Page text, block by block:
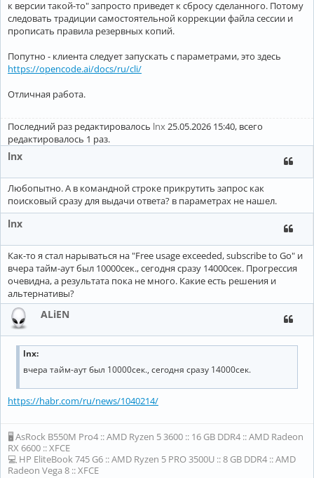
к версии такой-то" запросто приведет к сбросу сделанного. Потому
следовать традиции самостоятельной коррекции файла сессии и
прописать правила резервных копий.
Попутно - клиента следует запускать с параметрами, это здесь
https://opencode.ai/docs/ru/cli/
Отличная работа.
Последний раз редактировалось lnx25.05.2026 15:40, всего
редактировалось 1 раз.
lnx
Любопытно. А в командной строке прикрутить запрос как
поисковый сразу для выдачи ответа? в параметрах не нашел.
lnx
Как-то я стал нарываться на "Free usage exceeded, subscribe to Go" и
вчера тайм-аут был 10000сек., сегодня сразу 14000сек. Прогрессия
очевидна, а результата пока не много. Какие есть решения и
альтернативы?
ALiEN
lnx:
вчера тайм-аут был 10000сек., сегодня сразу 14000сек.
https://habr.com/ru/news/1040214/
🖥 AsRock B550M Pro4 :: AMD Ryzen 5 3600 :: 16 GB DDR4 :: AMD Radeon
RX 6600 :: XFCE
💻 HP EliteBook 745 G6 :: AMD Ryzen 5 PRO 3500U :: 8 GB DDR4 :: AMD
Radeon Vega 8 :: XFCE